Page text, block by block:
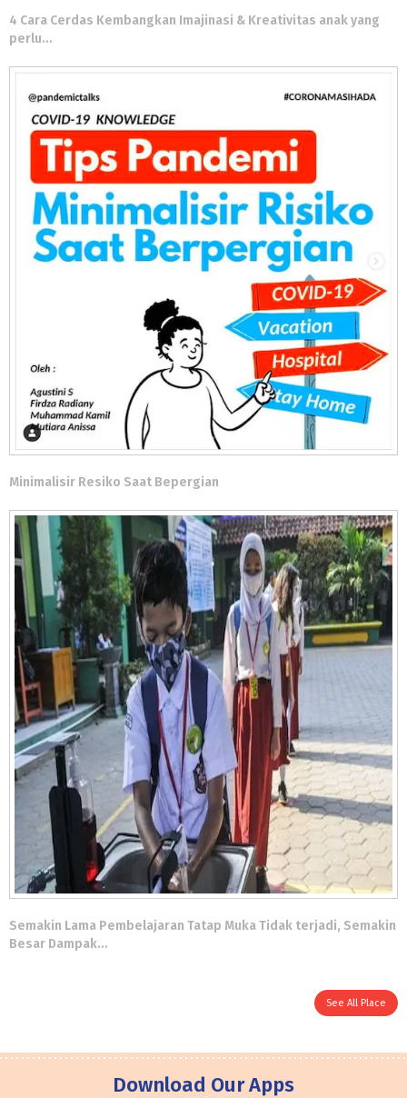
4 Cara Cerdas Kembangkan Imajinasi & Kreativitas anak yang
perlu…
Minimalisir Resiko Saat Bepergian
Semakin Lama Pembelajaran Tatap Muka Tidak terjadi, Semakin
Besar Dampak…
See All Place
Download Our Apps